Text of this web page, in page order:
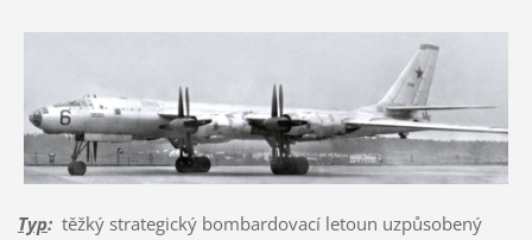
Typ:těžký strategický bombardovací letoun uzpůsobený